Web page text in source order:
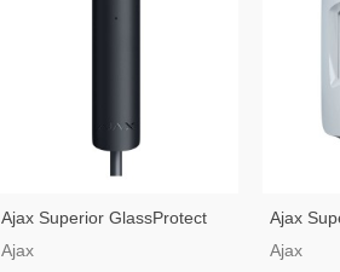
Ajax Superior GlassProtect
Fibra Preto — Detetor De
Ajax
Ajax
Plus
Ajax